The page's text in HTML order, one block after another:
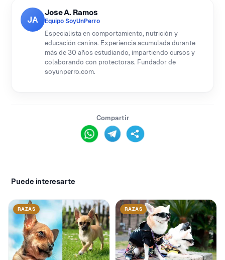
JA
Jose A. Ramos
Equipo SoyUnPerro
Especialista en comportamiento, nutrición y
educación canina. Experiencia acumulada durante
más de 30 años estudiando, impartiendo cursos y
colaborando con protectoras. Fundador de
soyunperro.com.
Compartir
Puede interesarte
RAZAS RAZAS